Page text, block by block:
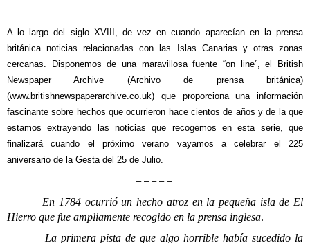
A lo largo del siglo XVIII, de vez en cuando aparecían en la prensa
británica noticias relacionadas con las Islas Canarias y otras zonas
cercanas. Disponemos de una maravillosa fuente “on line”, el British
Newspaper Archive (Archivo de prensa británica)
(www.britishnewspaperarchive.co.uk) que proporciona una información
fascinante sobre hechos que ocurrieron hace cientos de años y de la que
estamos extrayendo las noticias que recogemos en esta serie, que
finalizará cuando el próximo verano vayamos a celebrar el 225
aniversario de la Gesta del 25 de Julio.
– – – – –
En 1784 ocurrió un hecho atroz en la pequeña isla de El
Hierro que fue ampliamente recogido en la prensa inglesa.
La primera pista de que algo horrible había sucedido la